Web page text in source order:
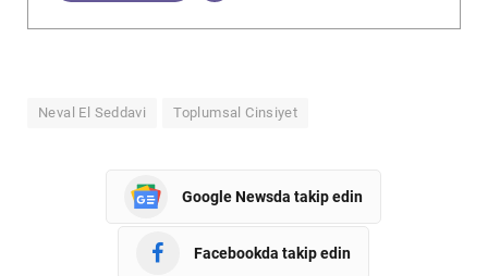
Neval El Seddavi Toplumsal Cinsiyet
Google Newsda takip edin
Facebookda takip edin